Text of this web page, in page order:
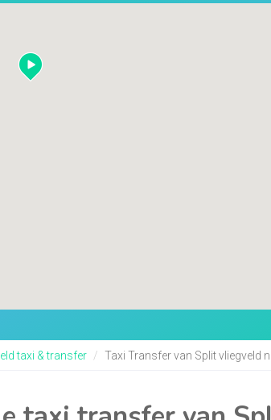
taxi & transfer Taxi Transfer van Split vliegveld